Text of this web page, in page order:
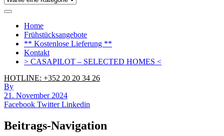
Home
Frühstücksangebote
** Kostenlose Lieferung **
Kontakt
> CASAPILOT – SELECTED HOMES <
HOTLINE: +352 20 20 34 26
By
21. November 2024
Facebook TwitterLinkedin
Beitrags-Navigation